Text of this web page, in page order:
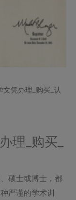
凭办理_购买_认
理_购买_
硕士或博士，都
严谨的学术训